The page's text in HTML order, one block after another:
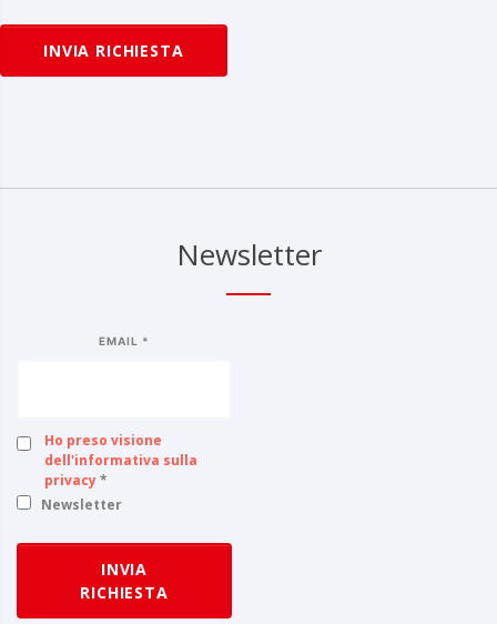
INVIA RICHIESTA
Newsletter
EMAIL *
Ho preso visione
dell'informativa sulla
privacy*
Newsletter
INVIA
RICHIESTA